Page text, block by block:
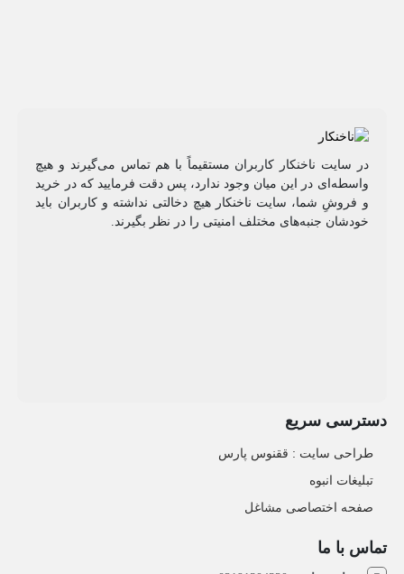
در سایت ناخنکار کاربران مستقیماً با هم تماس می‌گیرند و هیچ
واسطه‌ای در این میان وجود ندارد، پس دقت فرمایید که در خرید
و فروشِ شما، سایت ناخنکار هیچ دخالتی نداشته و کاربران باید
خودشان جنبه‌های مختلف امنیتی را در نظر بگیرند.
دسترسی سریع
طراحی سایت :‌ ققنوس پارس
تبلیغات انبوه
صفحه اختصاصی مشاغل
تماس با ما